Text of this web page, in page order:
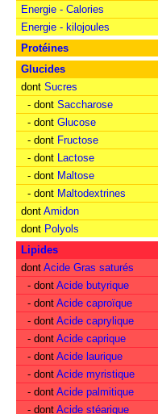
Energie - Calories
Energie - kilojoules
Protéines
Glucides
dont Sucres
- dont Saccharose
- dont Glucose
- dont Fructose
- dont Lactose
- dont Maltose
- dont Maltodextrines
dont Amidon
dont Polyols
Lipides
dont Acide Gras saturés
- dont Acide butyrique
- dont Acide caproïque
- dont Acide caprylique
- dont Acide caprique
- dont Acide laurique
- dont Acide myristique
- dont Acide palmitique
- dont Acide stéarique